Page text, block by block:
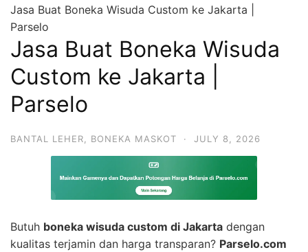
Jasa Buat Boneka Wisuda Custom ke Jakarta |
Parselo
Jasa Buat Boneka Wisuda
Custom ke Jakarta |
Parselo
BANTAL LEHER BONEKA MASKOT · JULY 8, 2026
Butuh boneka wisuda custom di Jakarta dengan
kualitas terjamin dan harga transparan? Parselo.com